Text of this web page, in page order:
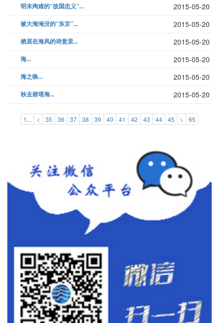
明末殉难的“故国忠义”... 2015-05-20
被大海淹没的“东京”... 2015-05-20
栖居在海风的诗意里... 2015-05-20
海... 2015-05-20
海之唤... 2015-05-20
秋去碧塔海... 2015-05-20
1... < 35 36 37 38 39 40 41 42 43 44 45 > 65